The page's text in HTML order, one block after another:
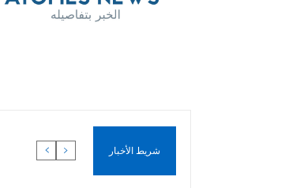
شريط الأخبار